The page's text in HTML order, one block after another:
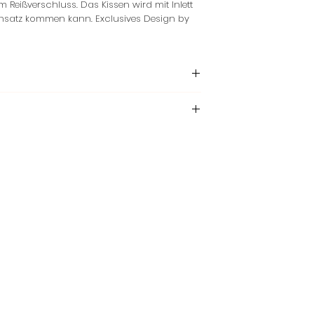
Reißverschluss. Das Kissen wird mit Inlett
kommen kann. Exclusives Design by